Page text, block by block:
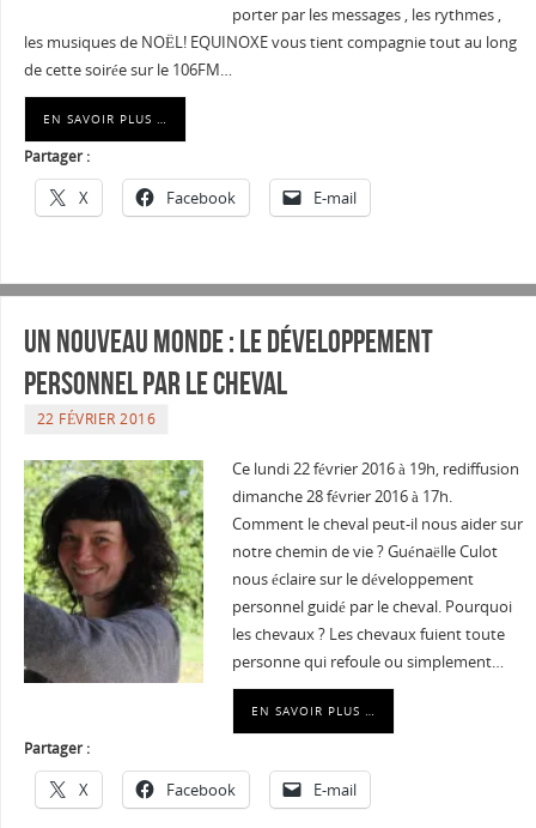
porter par les messages , les rythmes ,
les musiques de NOËL! EQUINOXE vous tient compagnie tout au long
de cette soirée sur le 106FM…
EN SAVOIR PLUS …
Partager :
X Facebook E-mail
Un nouveau monde : Le développement
personnel par le cheval
22 FÉVRIER 2016
Ce lundi 22 février 2016 à 19h, rediffusion
dimanche 28 février 2016 à 17h.
Comment le cheval peut-il nous aider sur
notre chemin de vie ? Guénaëlle Culot
nous éclaire sur le développement
personnel guidé par le cheval. Pourquoi
les chevaux ? Les chevaux fuient toute
personne qui refoule ou simplement…
EN SAVOIR PLUS …
Partager :
X Facebook E-mail